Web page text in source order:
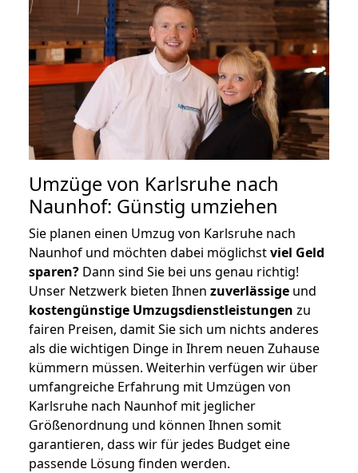
Umzüge von Karlsruhe nach
Naunhof: Günstig umziehen
Sie planen einen Umzug von Karlsruhe nach
Naunhof und möchten dabei möglichstviel Geld
sparen? Dann sind Sie bei uns genau richtig!
Unser Netzwerk bieten Ihnen zuverlässige und
kostengünstige Umzugsdienstleistungen zu
fairen Preisen, damit Sie sich um nichts anderes
als die wichtigen Dinge in Ihrem neuen Zuhause
kümmern müssen. Weiterhin verfügen wir über
umfangreiche Erfahrung mit Umzügen von
Karlsruhe nach Naunhof mit jeglicher
Größenordnung und können Ihnen somit
garantieren, dass wir für jedes Budget eine
passende Lösung finden werden.